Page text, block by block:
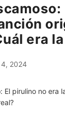
era
4, 2024